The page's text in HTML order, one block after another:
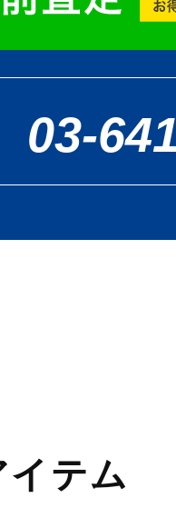
03-
イテム